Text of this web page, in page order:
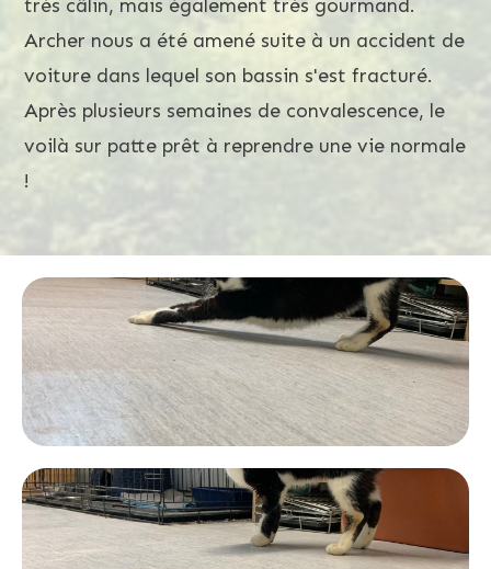
très câlin, mais également très gourmand.
Archer nous a été amené suite à un accident de
voiture dans lequel son bassin s'est fracturé.
Après plusieurs semaines de convalescence, le
voilà sur patte prêt à reprendre une vie normale
!